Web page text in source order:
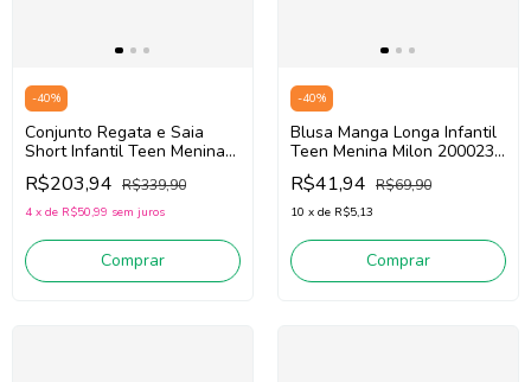
-40%
Conjunto Regata e Saia
Short Infantil Teen Menina
Pituchinhus 30081
(Preto/Bege Claro)
R$203,94 R$339,90
4 x de R$50,99 sem juros
Comprar
-40%
Blusa Manga Longa Infantil
Teen Menina Milon 2000238
(Preto)
R$41,94 R$69,90
10 x de R$5,13
Comprar